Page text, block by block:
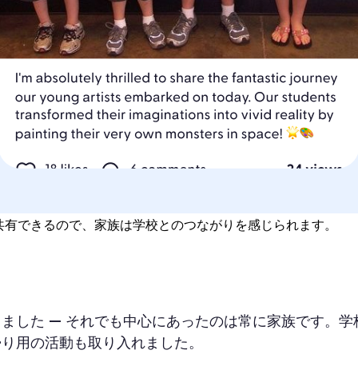
できるので、家族は学校とのつながりを感じられます。
した — それでも中心にあったのは常に家族です。
用の活動も取り入れました。